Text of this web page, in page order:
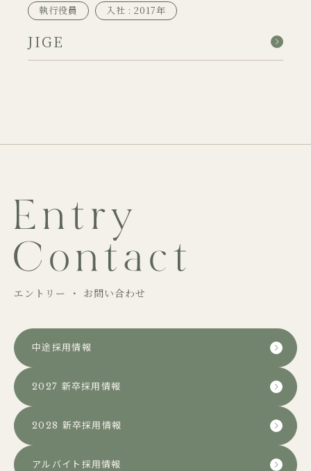
執行役員 入社 : 2017年
JIGE
エントリー ・ お問い合わせ
中途採用情報
2027 新卒採用情報
2028 新卒採用情報
アルバイト採用情報